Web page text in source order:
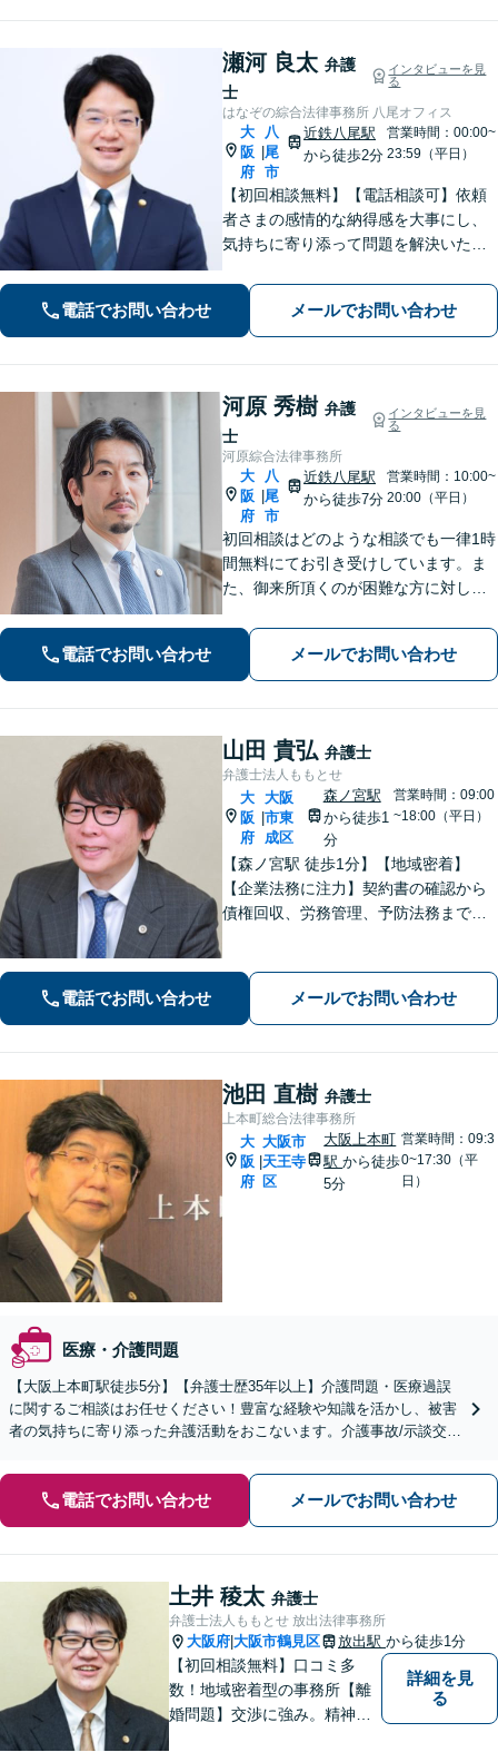
瀬河 良太 弁護
士
インタビューを見
る
はなぞの綜合法律事務所 八尾オフィス
大
阪
府
八
尾
市
近鉄八尾駅
から徒歩2分
営業時間：00:00~
23:59（平日）
【初回相談無料】【電話相談可】依頼
者さまの感情的な納得感を大事にし、
気持ちに寄り添って問題を解決いたし
し、秘密厳守を徹底」子の監護が関わ
る複雑なケースも対応【完全個室対
応】【子連れ相談可】【休日・夜間相
談可】
電話でお問い合わせ メールでお問い合わせ
河原 秀樹 弁護
士
インタビューを見
る
河原綜合法律事務所
大
阪
府
八
尾
市
近鉄八尾駅
から徒歩7分
営業時間：10:00~
20:00（平日）
初回相談はどのような相談でも一律1時
間無料にてお引き受けしています。ま
た、御来所頂くのが困難な方に対して
す。弁護士事務所の比較的少ない八尾
市及び近隣市・区の方々に上質なリー
ガルサービスを提供いたします。
電話でお問い合わせ メールでお問い合わせ
山田 貴弘 弁護士
弁護士法人ももとせ
大
阪
府
大阪
市東
成区
森ノ宮駅
から徒歩1
分
営業時間：09:00
~18:00（平日）
【森ノ宮駅 徒歩1分】【地域密着】
【企業法務に注力】契約書の確認から
債権回収、労務管理、予防法務までサ
で、まずはお気軽にご相談ください。
電話でお問い合わせ メールでお問い合わせ
池田 直樹 弁護士
上本町総合法律事務所
大
阪
府
大阪市
天王寺
区
大阪上本町
駅から徒歩
5分
営業時間：09:3
0~17:30（平
日）
医療・介護問題
【大阪上本町駅徒歩5分】【弁護士歴35年以上】介護問題・医療過誤
に関するご相談はお任せください！豊富な経験や知識を活かし、被害
者の気持ちに寄り添った弁護活動をおこないます。介護事故/示談交
電話でお問い合わせ メールでお問い合わせ
土井 稜太 弁護士
弁護士法人ももとせ 放出法律事務所
大阪府 大阪市鶴見区 放出駅 から徒歩1分
【初回相談無料】口コミ多
数！地域密着型の事務所【離
婚問題】交渉に強み。精神的
詳細を見
る